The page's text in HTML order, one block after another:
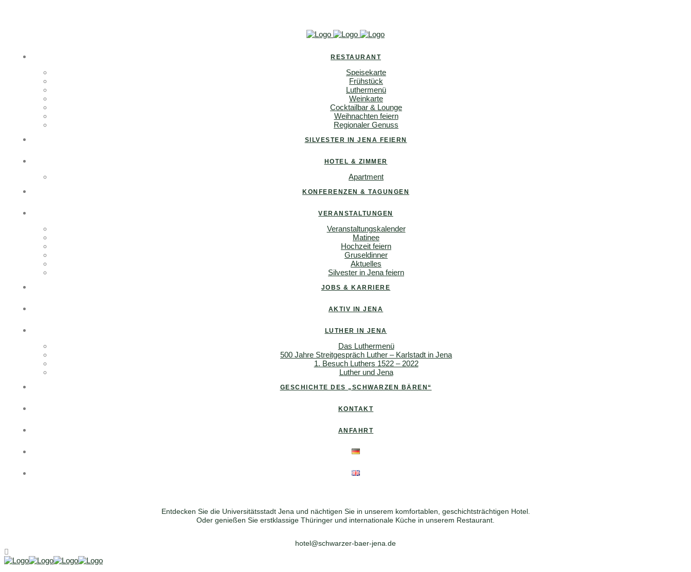
RESTAURANT
Speisekarte
Frühstück
Luthermenü
Weinkarte
Cocktailbar & Lounge
Weihnachten feiern
Regionaler Genuss
SILVESTER IN JENA FEIERN
HOTEL & ZIMMER
Apartment
KONFERENZEN & TAGUNGEN
VERANSTALTUNGEN
Veranstaltungskalender
Matinee
Hochzeit feiern
Gruseldinner
Aktuelles
Silvester in Jena feiern
JOBS & KARRIERE
AKTIV IN JENA
LUTHER IN JENA
Das Luthermenü
500 Jahre Streitgespräch Luther – Karlstadt in Jena
1. Besuch Luthers 1522 – 2022
Luther und Jena
GESCHICHTE DES „SCHWARZEN BÄREN“
KONTAKT
ANFAHRT
Entdecken Sie die Universitätsstadt Jena und nächtigen Sie in unserem komfortablen, geschichtsträchtigen Hotel.
Oder genießen Sie erstklassige Thüringer und internationale Küche in unserem Restaurant.
hotel@schwarzer-baer-jena.de